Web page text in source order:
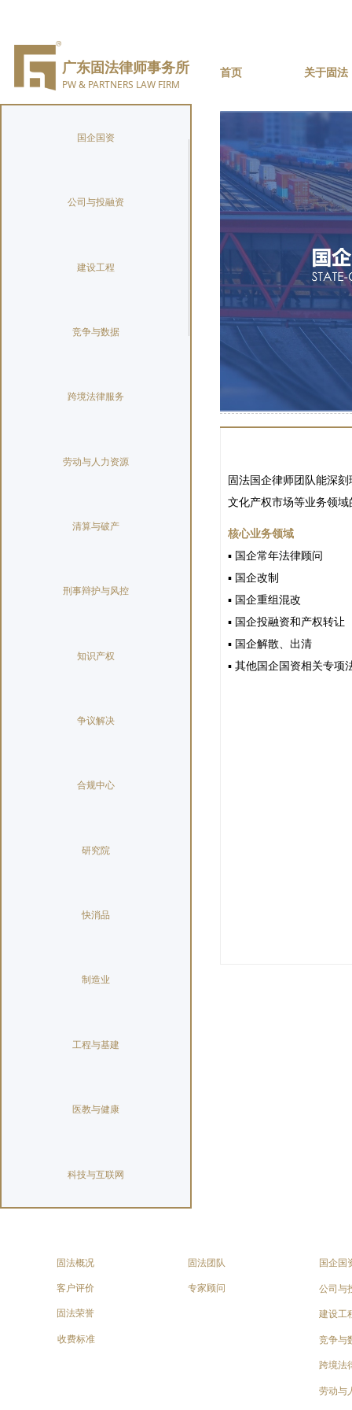
广东固法律师事务所
PW & PARTNERS LAW FIRM
首页 关于固法
国企国资
公司与投融资
建设工程
竞争与数据
跨境法律服务
劳动与人力资源
清算与破产
刑事辩护与风控
知识产权
争议解决
合规中心
研究院
快消品
制造业
工程与基建
医教与健康
科技与互联网
固法国企律师团队能深
文化产权市场等业务领
核心业务领域
▪ 国企常年法律顾问
▪ 国企改制
▪ 国企重组混改
▪ 国企投融资和产权转让
▪ 国企解散、出清
▪ 其他国企国资相关专项
公司与
跨境法
建设工
竞争与
劳动与
国企国
客户评价
固法荣誉
固法概况
专家顾问
固法团队
收费标准